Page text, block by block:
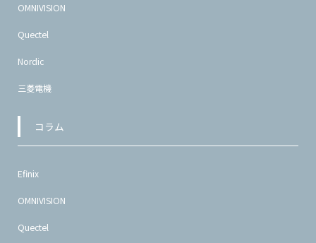
OMNIVISION
Quectel
Nordic
三菱電機
コラム
Efinix
OMNIVISION
Quectel